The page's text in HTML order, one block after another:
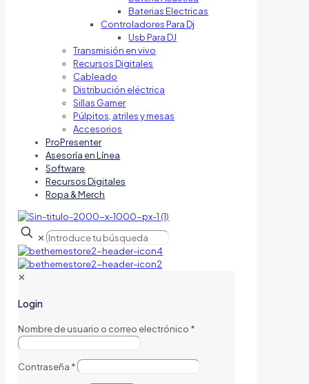
Baterias Electricas
Controladores Para Dj
Usb Para DJ
Transmisión en vivo
Recursos Digitales
Cableado
Distribución eléctrica
Sillas Gamer
Púlpitos, atriles y mesas
Accesorios
ProPresenter
Asesoría en Línea
Software
Recursos Digitales
Ropa & Merch
✕
✕
Login
Nombre de usuario o correo electrónico *
Contraseña *